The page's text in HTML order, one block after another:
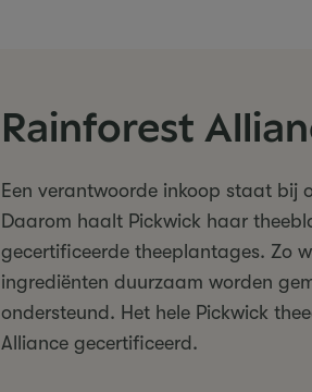
Rainforest
Een verantwoorde inkoop staat bij
Daarom haalt Pickwick haar
gecertificeerde theeplantages. Zo
ingrediënten duurzaam worden
ondersteund. Het hele Pickwick
Alliance gecertificeerd.